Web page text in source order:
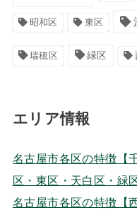
昭和区 東区
瑞穂区 緑区
エリア情報
名古屋市各区の特徴【
区・東区・天白区・緑
名古屋市各区の特徴【